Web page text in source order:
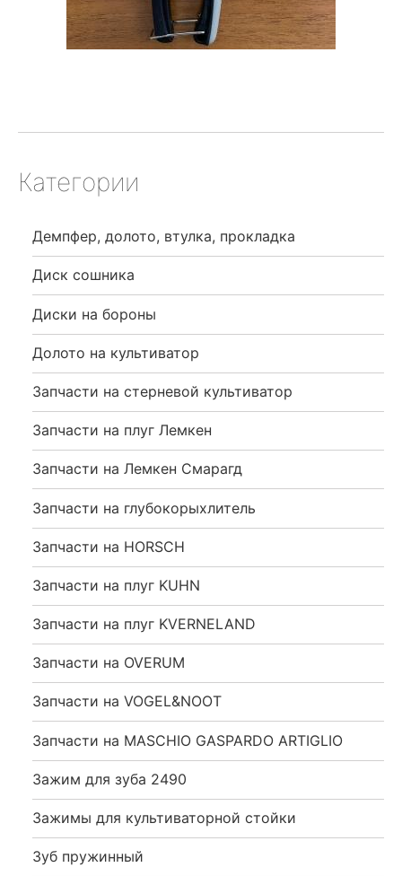
Категории
Демпфер, долото, втулка, прокладка
Диск сошника
Диски на бороны
Долото на культиватор
Запчасти на стерневой культиватор
Запчасти на плуг Лемкен
Запчасти на Лемкен Смарагд
Запчасти на глубокорыхлитель
Запчасти на HORSCH
Запчасти на плуг KUHN
Запчасти на плуг KVERNELAND
Запчасти на OVERUM
Запчасти на VOGEL&NOOT
Запчасти на MASCHIO GASPARDO ARTIGLIO
Зажим для зуба 2490
Зажимы для культиваторной стойки
Зуб пружинный